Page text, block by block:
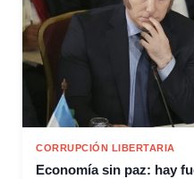
CORRUPCIÓN LIBERTARIA
Economía sin paz: hay